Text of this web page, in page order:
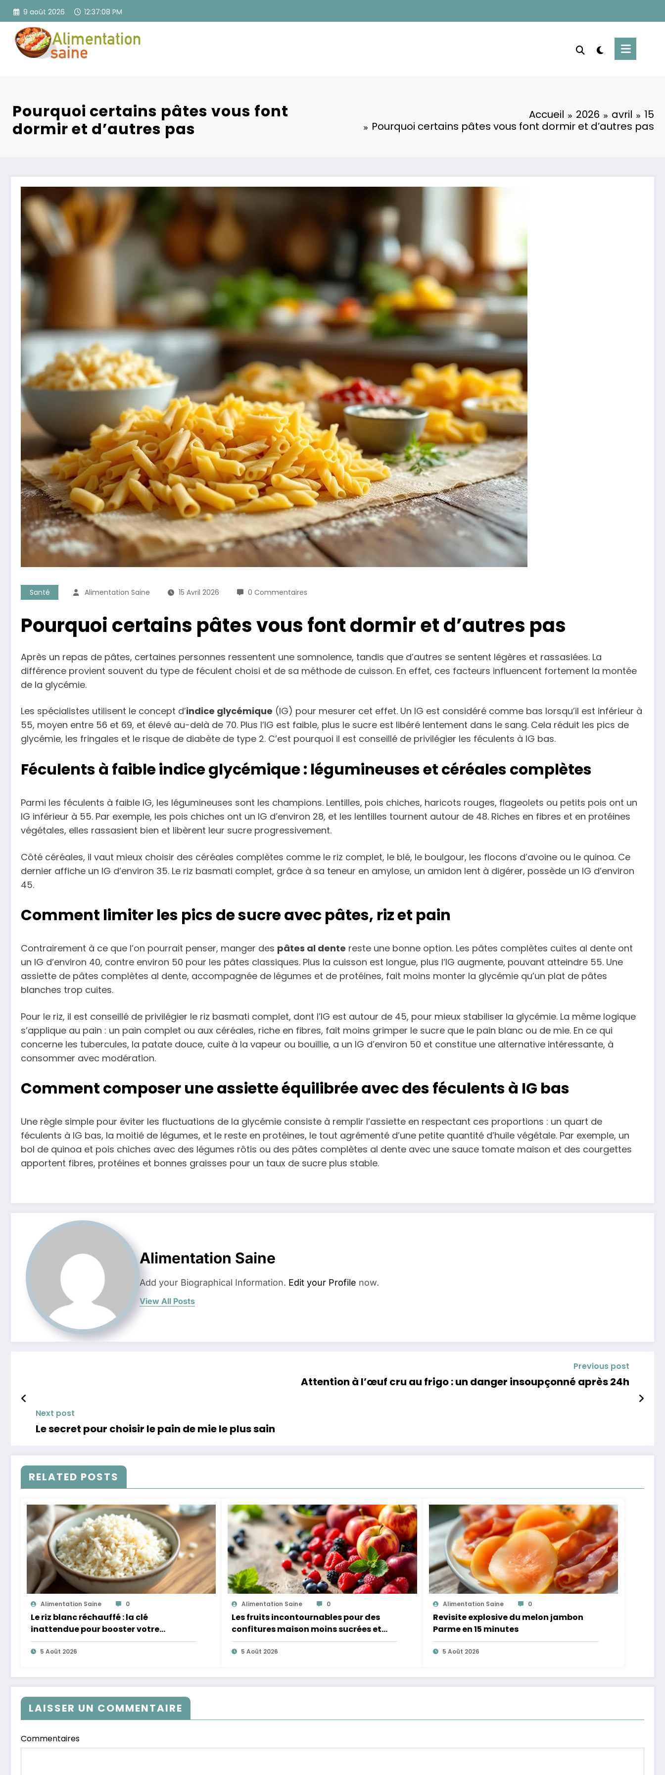
Aller
contenu
9 août 2026 12:37:09 PM
Pourquoi certains pâtes vous font
dormir et d’autres pas
Accueil 2026 avril
15
Pourquoi certains pâtes vous font dormir et d’autres pas
Santé Alimentation Saine 15 Avril 2026 0 Commentaires
Pourquoi certains pâtes vous font dormir et d’autres pas
Après un repas de pâtes, certaines personnes ressentent une somnolence, tandis que d’autres se sentent légères et rassasiées. La
différence provient souvent du type de féculent choisi et de sa méthode de cuisson. En effet, ces facteurs influencent fortement la montée
de la glycémie.
Les spécialistes utilisent le concept d’indice glycémique (IG) pour mesurer cet effet. Un IG est considéré comme bas lorsqu’il est inférieur à
55, moyen entre 56 et 69, et élevé au-delà de 70. Plus l’IG est faible, plus le sucre est libéré lentement dans le sang. Cela réduit les pics de
glycémie, les fringales et le risque de diabète de type 2. C’est pourquoi il est conseillé de privilégier les féculents à IG bas.
Féculents à faible indice glycémique : légumineuses et céréales complètes
Parmi les féculents à faible IG, les légumineuses sont les champions. Lentilles, pois chiches, haricots rouges, flageolets ou petits pois ont un
IG inférieur à 55. Par exemple, les pois chiches ont un IG d’environ 28, et les lentilles tournent autour de 48. Riches en fibres et en protéines
végétales, elles rassasient bien et libèrent leur sucre progressivement.
Côté céréales, il vaut mieux choisir des céréales complètes comme le riz complet, le blé, le boulgour, les flocons d’avoine ou le quinoa. Ce
dernier affiche un IG d’environ 35. Le riz basmati complet, grâce à sa teneur en amylose, un amidon lent à digérer, possède un IG d’environ
45.
Comment limiter les pics de sucre avec pâtes, riz et pain
Contrairement à ce que l’on pourrait penser, manger des pâtes al dente reste une bonne option. Les pâtes complètes cuites al dente ont
un IG d’environ 40, contre environ 50 pour les pâtes classiques. Plus la cuisson est longue, plus l’IG augmente, pouvant atteindre 55. Une
assiette de pâtes complètes al dente, accompagnée de légumes et de protéines, fait moins monter la glycémie qu’un plat de pâtes
blanches trop cuites.
Pour le riz, il est conseillé de privilégier le riz basmati complet, dont l’IG est autour de 45, pour mieux stabiliser la glycémie. La même logique
s’applique au pain : un pain complet ou aux céréales, riche en fibres, fait moins grimper le sucre que le pain blanc ou de mie. En ce qui
concerne les tubercules, la patate douce, cuite à la vapeur ou bouillie, a un IG d’environ 50 et constitue une alternative intéressante, à
consommer avec modération.
Comment composer une assiette équilibrée avec des féculents à IG bas
Une règle simple pour éviter les fluctuations de la glycémie consiste à remplir l’assiette en respectant ces proportions : un quart de
féculents à IG bas, la moitié de légumes, et le reste en protéines, le tout agrémenté d’une petite quantité d’huile végétale. Par exemple, un
bol de quinoa et pois chiches avec des légumes rôtis ou des pâtes complètes al dente avec une sauce tomate maison et des courgettes
apportent fibres, protéines et bonnes graisses pour un taux de sucre plus stable.
Alimentation Saine
Add your Biographical Information. Edit your Profile now.
View All Posts
Previous post
Attention à l’œuf cru au frigo : un danger insoupçonné après 24h
Next post
Le secret pour choisir le pain de mie le plus sain
RELATED POSTS
Alimentation Saine 0
Le riz blanc réchauffé : la clé
inattendue pour booster votre
microbiote
5 Août 2026
Alimentation Saine 0
Les fruits incontournables pour des
confitures maison moins sucrées et
plus légères
5 Août 2026
Alimentation Saine 0
Revisite explosive du melon jambon
Parme en 15 minutes
5 Août 2026
LAISSER UN COMMENTAIRE
Commentaires